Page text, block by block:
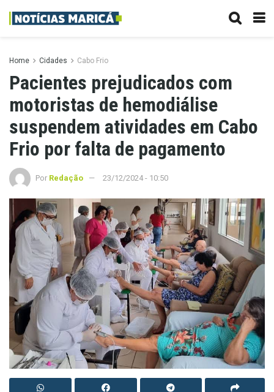
Home Cidades Cabo Frio
Pacientes prejudicados com
motoristas de hemodiálise
suspendem atividades em Cabo
Frio por falta de pagamento
Por Redação 23/12/2024 - 10:50